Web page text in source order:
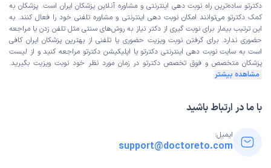
دکترتو ساده‌ترین راه نوبت‌ دهی اینترنتی و مشاوره آنلاین پزشکان ایران است. پزشکان به
کمک دکترتو می‌توانند امکان نوبت دهی اینترنتی و مشاوره تلفنی خود را فعال کنند. به
این ترتیب بیمار برای نوبت گیری از دکتر نیاز به روش‌های سنتی مثل تلفن زدن یا مراجعه
حضوری ندارد. برای گرفتن نوبت ویزیت حضوری یا تلفنی از بهترین پزشکان ایران کافی
است به سایت نوبت دهی اینترنتی دکترتو یا اپلیکیشن دکترتو مراجعه کنید و از لیست
پزشکان متخصص و فوق تخصص دکترتو در زمان مورد نظر خود نوبت ویزیت بگیرید.
مشاهده بیشتر
با ما در ارتباط باشید
ایمیل:
support@doctoreto.com